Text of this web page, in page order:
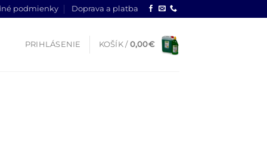
podmienky Doprava a platba
PRIHLÁSENIE KOŠÍK / 0,00€